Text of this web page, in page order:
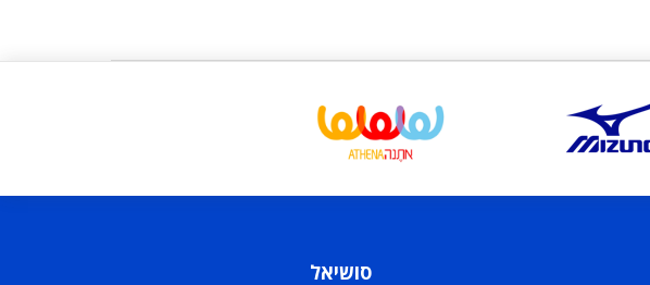
סושיאל